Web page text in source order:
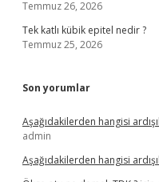
Temmuz 26, 2026
Tek katlı kübik epitel nedir ?
Temmuz 25, 2026
Son yorumlar
Aşağıdakilerden hangisi
admin
Aşağıdakilerden hangisi